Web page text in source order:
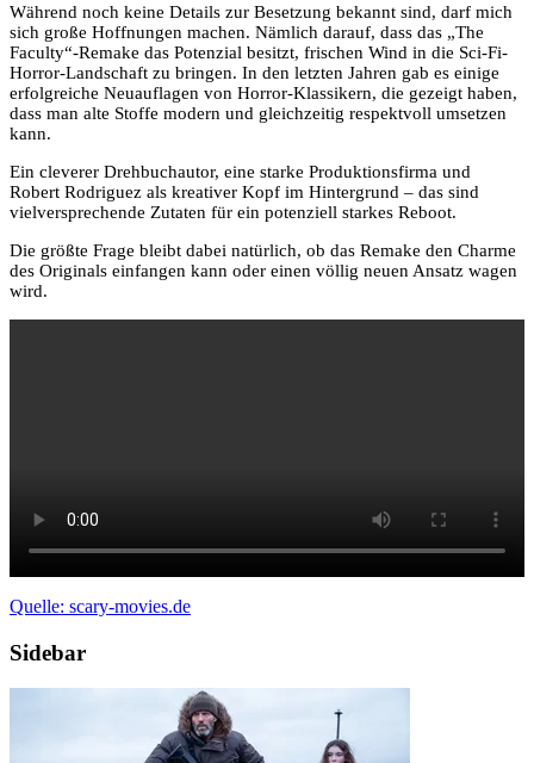
Während noch keine Details zur Besetzung bekannt sind, darf mich
sich große Hoffnungen machen. Nämlich darauf, dass das „The
Faculty“-Remake das Potenzial besitzt, frischen Wind in die Sci-Fi-
Horror-Landschaft zu bringen. In den letzten Jahren gab es einige
erfolgreiche Neuauflagen von Horror-Klassikern, die gezeigt haben,
dass man alte Stoffe modern und gleichzeitig respektvoll umsetzen
kann.
Ein cleverer Drehbuchautor, eine starke Produktionsfirma und
Robert Rodriguez als kreativer Kopf im Hintergrund – das sind
vielversprechende Zutaten für ein potenziell starkes Reboot.
Die größte Frage bleibt dabei natürlich, ob das Remake den Charme
des Originals einfangen kann oder einen völlig neuen Ansatz wagen
wird.
Quelle: scary-movies.de
Sidebar